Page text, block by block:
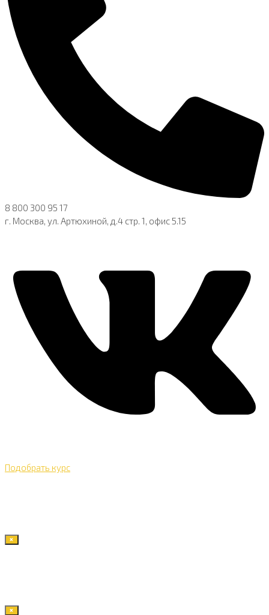
8 800 300 95 17
г. Москва, ул. Артюхиной, д.4 стр. 1, офис 5.15
Подобрать курс
×
×